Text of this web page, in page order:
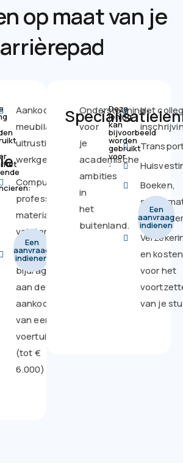
op maat van je
Aankoop van
meubilair,
uitrusting of
werkgereedschap
Computer,
professioneel
materiaal of
vakliteratuur
Mogelijke
bijdrage
aan de
aankoop
van een
voertuig
(tot €
6.000)
Een
aanvraag
indienen
Ondersteuning
voor
je
academische
ambities
in
het
buitenland.
Deze
lening
kan
bijvoorbeeld
worden
gebruikt
voor
:
Het
Boeken,
en kosten
voor het
van je
Een
aanvraag
indienen